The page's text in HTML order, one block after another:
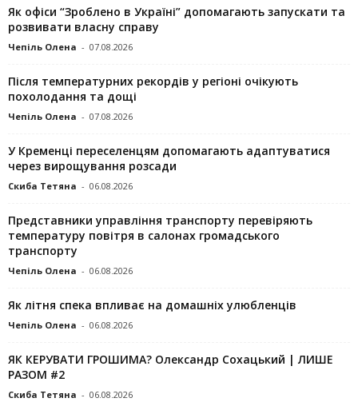
Як офіси “Зроблено в Україні” допомагають запускaти та
розвивати власну справу
Чепіль Олена - 07.08.2026
Після температурних рекордів у регіоні очікують
похолодання та дощі
Чепіль Олена - 07.08.2026
У Кременці переселенцям допомагають адаптуватися
через вирощування розсади
Скиба Тетяна - 06.08.2026
Представники управління транспорту перевіряють
температуру повітря в салонах громадського
транспорту
Чепіль Олена - 06.08.2026
Як літня спека впливає на домашніх улюбленців
Чепіль Олена - 06.08.2026
ЯК КЕРУВАТИ ГРОШИМА? Олександр Сохацький | ЛИШЕ
РАЗОМ #2
Скиба Тетяна - 06.08.2026